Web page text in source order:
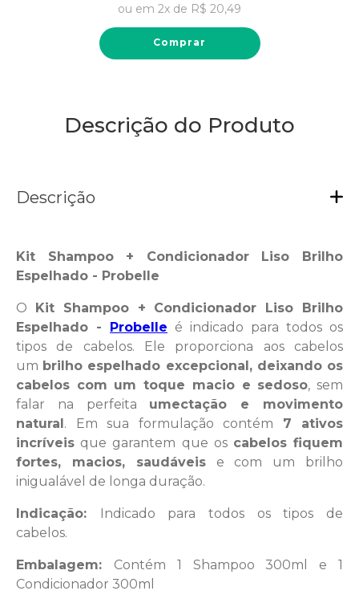
ou em 2x de R$ 20,49
Comprar
Descrição do Produto
Descrição
Kit Shampoo + Condicionador Liso Brilho
Espelhado - Probelle
O Kit Shampoo + Condicionador Liso Brilho
Espelhado - Probelle é indicado para todos os
tipos de cabelos. Ele proporciona aos cabelos
um brilho espelhado excepcional, deixando os
cabelos com um toque macio e sedoso, sem
falar na perfeita umectação e movimento
natural. Em sua formulação contém 7 ativos
incríveis que garantem que os cabelos fiquem
fortes, macios, saudáveise com um brilho
inigualável de longa duração.
Indicação: Indicado para todos os tipos de
cabelos.
Embalagem: Contém 1 Shampoo 300ml e 1
Condicionador 300ml